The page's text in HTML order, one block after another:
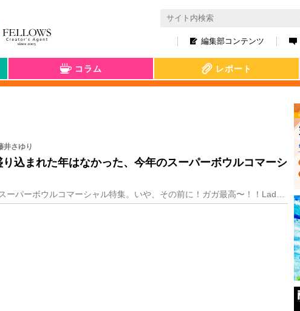
編集部コンテンツ
コラム レポート
井さゆり
込まれた年はなかった、今年のスーパーボウルコマーシ